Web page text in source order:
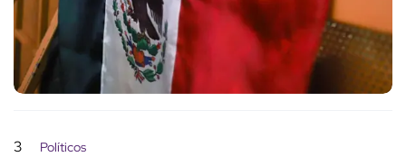
3 Políticos